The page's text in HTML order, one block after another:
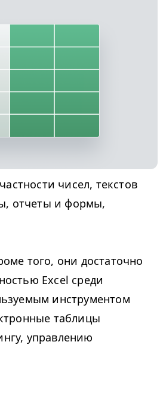
чисел, текстов
отчеты и формы,
того, они достаточно
Excel среди
инструментом
таблицы
управлению